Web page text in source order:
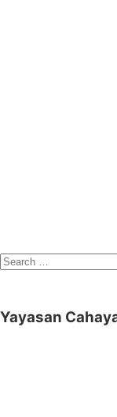
Search
Yayasan